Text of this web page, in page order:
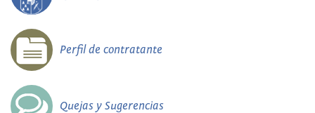
Perfil de contratante
Quejas y Sugerencias